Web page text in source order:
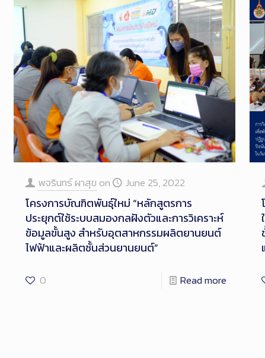
พจรินทร์ ผาสุข on June 25, 2022
โครงการบัณฑิตพันธุ์ใหม่ “หลักสูตรการ
ประยุกต์ใช้ระบบสมองกลฝังตัวและการวิเคราะห์
ข้อมูลขั้นสูง สำหรับอุตสาหกรรมผลิตยานยนต์
ไฟฟ้าและผลิตชั้นส่วนยานยนต์”
0 Read more